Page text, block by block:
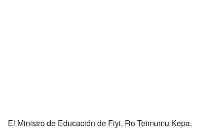
El Ministro de Educación de Fiyi, Ro Teimumu Kepa,